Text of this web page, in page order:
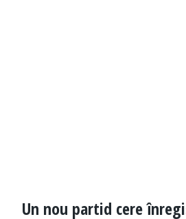
Un nou partid cere